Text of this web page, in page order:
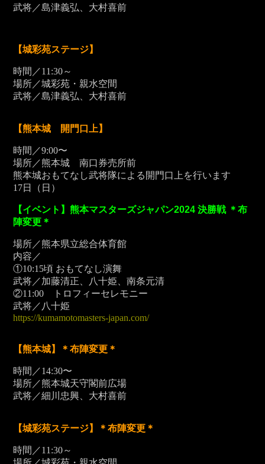
武将／島津義弘、大村喜前
【城彩苑ステージ】
時間／11:30～
場所／城彩苑・親水空間
武将／島津義弘、大村喜前
【熊本城 開門口上】
時間／9:00〜
場所／熊本城 南口券売所前
熊本城おもてなし武将隊による開門口上を行います
17日（日）
【イベント】熊本マスターズジャパン2024 決勝戦 ＊布
陣変更＊
場所／熊本県立総合体育館
内容／
①10:15頃 おもてなし演舞
武将／加藤清正、八十姫、南条元清
②11:00 トロフィーセレモニー
武将／八十姫
https://kumamotomasters-japan.com/
【熊本城】 ＊布陣変更＊
時間／14:30〜
場所／熊本城天守閣前広場
武将／細川忠興、大村喜前
【城彩苑ステージ】＊布陣変更＊
時間／11:30～